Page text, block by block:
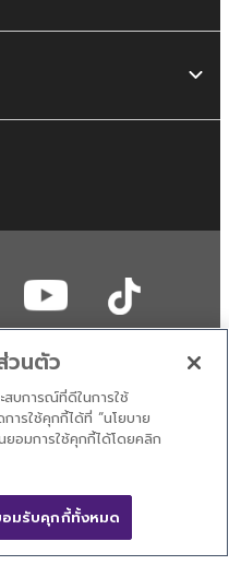
งานนโยบายส่วนบุคคล
ารใช้คุกกี้
วนตัว
สบการณ์ที่ดีในการใช้
ารใช้คุกกี้ได้ที่ “นโยบาย
ยอมการใช้คุกกี้ได้โดยคลิก
มรับคุกกี้ทั้งหมด